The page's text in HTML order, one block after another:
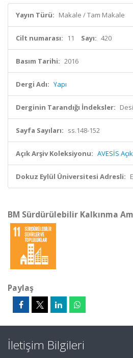
Yayın Türü: Makale / Tam Makale
Cilt numarası: 11 Sayı: 420
Basım Tarihi: 2016
Dergi Adı: Yapı
Derginin Tarandığı İndeksler:
Sayfa Sayıları: ss.148-152
Açık Arşiv Koleksiyonu: AVESİS
Dokuz Eylül Üniversitesi Adresli:
BM Sürdürülebilir Kalkınma
Paylaş
İletişim Bilgileri